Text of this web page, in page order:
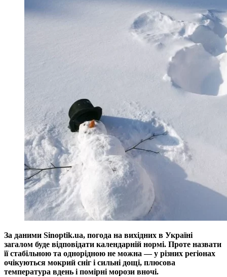
За даними Sinoptik.ua, погода на вихідних в Україні
загалом буде відповідати календарній нормі. Проте назвати
її стабільною та однорідною не можна — у різних регіонах
очікуються мокрий сніг і сильні дощі, плюсова
температура вдень і помірні морози вночі.